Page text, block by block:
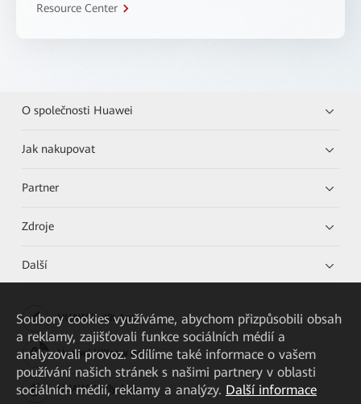
Resource Center
O společnosti Huawei
Jak nakupovat
Partner
Zdroje
Další
HUAWEI eKit App
Huawei HiKnow App
HUAWEI eFly App
Soubory cookies využíváme, abychom přizpůsobili obsah
a reklamy, zajišťovali funkce sociálních médií a
analyzovali provoz. Sdílíme také informace o vašem
používání našich stránek s našimi partnery v oblasti
sociálních médií, reklamy a analýzy. Další informace